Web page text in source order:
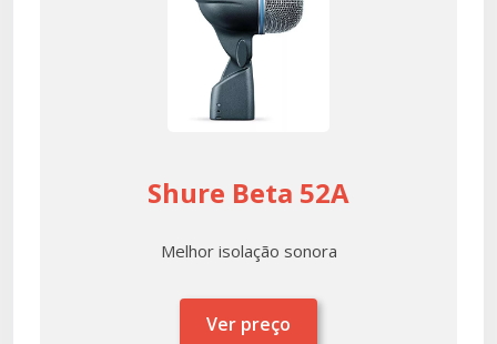
Shure Beta 52A
Melhor isolação sonora
Ver preço